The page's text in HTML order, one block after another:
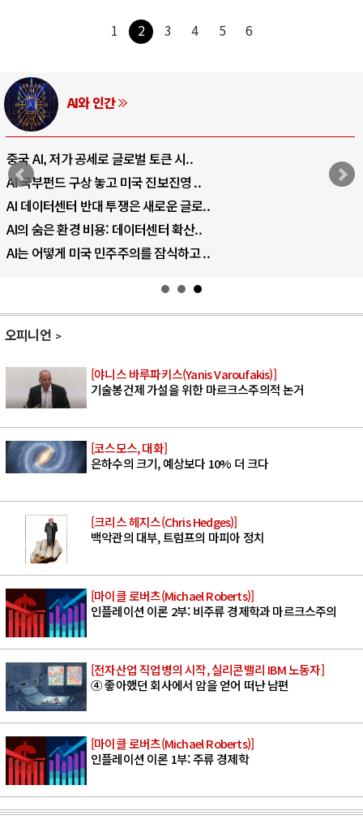
1 2 3 4 5 6
AI와 인간
중국 AI, 저가 공세로 글로벌 토큰 시..
AI 국부펀드 구상 놓고 미국 진보진영 ..
AI 데이터센터 반대 투쟁은 새로운 글로..
AI의 숨은 환경 비용: 데이터센터 확산..
AI는 어떻게 미국 민주주의를 잠식하고 ..
오피니언
[야니스 바루파키스(Yanis Varoufakis)]
기술봉건제 가설을 위한 마르크스주의적 논거
[코스모스, 대화]
은하수의 크기, 예상보다 10% 더 크다
[크리스 헤지스(Chris Hedges)]
백악관의 대부, 트럼프의 마피아 정치
[마이클 로버츠(Michael Roberts)]
인플레이션 이론 2부: 비주류 경제학과 마르크스주의
[전자산업 직업병의 시작, 실리콘밸리 IBM 노동자]
④ 좋아했던 회사에서 암을 얻어 떠난 남편
[마이클 로버츠(Michael Roberts)]
인플레이션 이론 1부: 주류 경제학